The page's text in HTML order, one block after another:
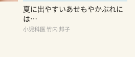
夏に出やすいあせもやかぶれに
は…
小児科医 竹内 邦子